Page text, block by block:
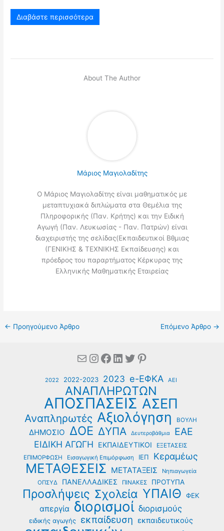
Διαβάστε περισσότερα
About The Author
Μάριος Μαγιολαδίτης
Ο Μάριος Μαγιολαδίτης είναι μαθηματικός με
μεταπτυχιακά διπλώματα στα Θεμέλια της
Πληροφορικής (Παν. Κρήτης) και την Ειδική
Αγωγή (Παν. Λευκωσίας - Παν. Πατρών) είναι
διαχειριστής της σελίδας(Εκπαιδευτικοί Βθμιας
(ΓΕΝΙΚΗΣ & ΤΕΧΝΙΚΗΣ Εκπαίδευσης) και
πρόεδρος του παραρτήματος Κέρκυρας της
Ελληνικής Μαθηματικής Εταιρείας
← Προηγούμενο Άρθρο Επόμενο Άρθρο →
MailInstagram
Facebook
Linkedin
Twitter
Pinterest
2022 2022-2023 2023 e-ΕΦΚΑ ΑΕΙ
ΑΝΑΠΛΗΡΩΤΩΝ
ΑΠΟΣΠΑΣΕΙΣ ΑΣΕΠ
Αναπληρωτές Αξιολόγηση ΒΟΥΛΗ
ΔΗΜΟΣΙΟ ΔΟΕ ΔΥΠΑ Δευτεροβάθμια ΕΑΕ
ΕΙΔΙΚΗ ΑΓΩΓΗ ΕΚΠΑΙΔΕΥΤΙΚΟΙ ΕΞΕΤΑΣΕΙΣ
ΕΠΙΜΟΡΦΩΣΗ Εισαγωγική Επιμόρφωση ΙΕΠ Κεραμέως
ΜΕΤΑΘΕΣΕΙΣ ΜΕΤΑΤΑΞΕΙΣ
Νηπιαγωγεία
ΟΠΣΥΔ
ΠΑΝΕΛΛΑΔΙΚΕΣ ΠΙΝΑΚΕΣ ΠΡΟΤΥΠΑ
Προσλήψεις Σχολεία ΥΠΑΙΘ ΦΕΚ
απεργία διορισμοί διορισμούς
ειδικής αγωγής εκπαίδευση εκπαιδευτικούς